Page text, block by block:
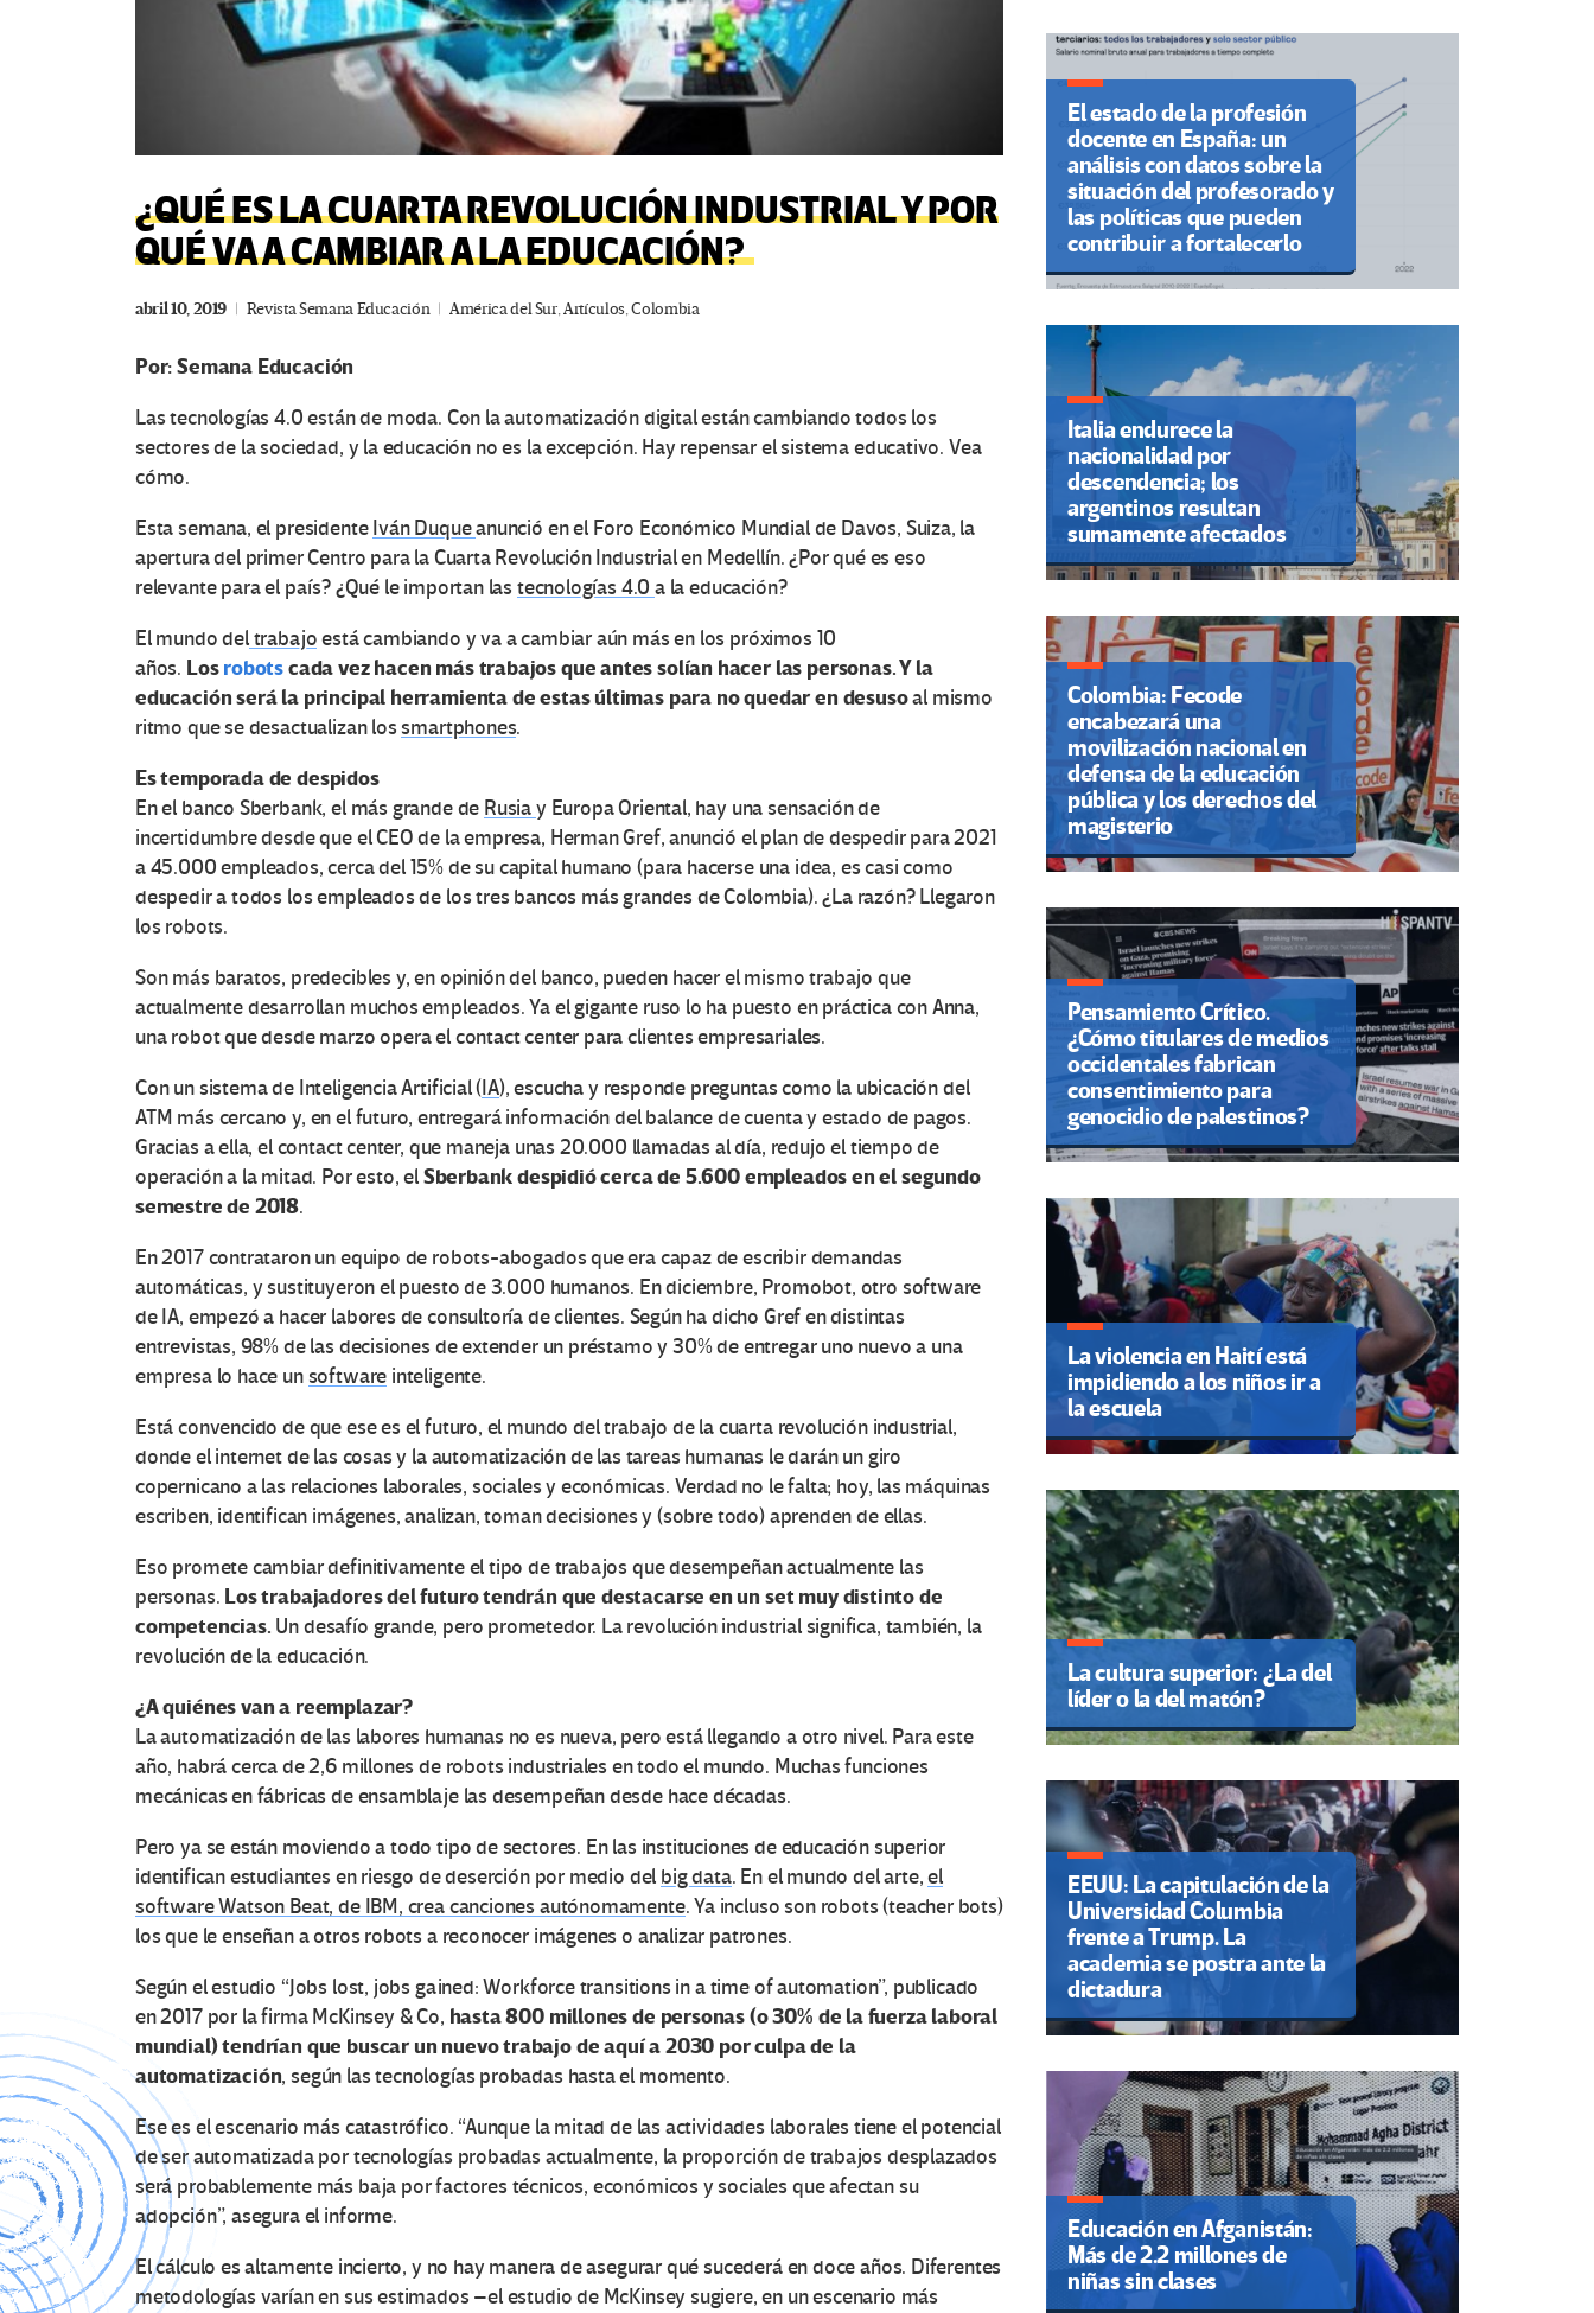
¿QUÉ ES LA CUARTA REVOLUCIÓN INDUSTRIAL Y POR
QUÉ VA A CAMBIAR A LA EDUCACIÓN?
abril 10, 2019 Revista Semana Educación América del Sur,Artículos,Colombia
Por: Semana Educación
Las tecnologías 4.0 están de moda. Con la automatización digital están cambiando todos los
sectores de la sociedad, y la educación no es la excepción. Hay repensar el sistema educativo. Vea
cómo.
Esta semana, el presidente Iván Duqueanunció en el Foro Económico Mundial de Davos, Suiza, la
apertura del primer Centro para la Cuarta Revolución Industrial en Medellín. ¿Por qué es eso
relevante para el país? ¿Qué le importan las tecnologías 4.0a la educación?
El mundo deltrabajoestá cambiando y va a cambiar aún más en los próximos 10
años. Losrobotscada vez hacen más trabajos que antes solían hacer las personas. Y la
educación será la principal herramienta de estas últimas para no quedar en desusoal mismo
ritmo que se desactualizan los smartphones.
Es temporada de despidos
En el banco Sberbank, el más grande de Rusiay Europa Oriental, hay una sensación de
incertidumbre desde que el CEO de la empresa, Herman Gref, anunció el plan de despedir para 2021
a 45.000 empleados, cerca del 15% de su capital humano (para hacerse una idea, es casi como
despedir a todos los empleados de los tres bancos más grandes de Colombia). ¿La razón? Llegaron
los robots.
Son más baratos, predecibles y, en opinión del banco, pueden hacer el mismo trabajo que
actualmente desarrollan muchos empleados. Ya el gigante ruso lo ha puesto en práctica con Anna,
una robot que desde marzo opera el contact center para clientes empresariales.
Con un sistema de Inteligencia Artificial ( IA), escucha y responde preguntas como la ubicación del
ATM más cercano y, en el futuro, entregará información del balance de cuenta y estado de pagos.
Gracias a ella, el contact center, que maneja unas 20.000 llamadas al día, redujo el tiempo de
operación a la mitad. Por esto, elSberbank despidió cerca de 5.600 empleados en el segundo
semestre de 2018.
En 2017 contrataron un equipo de robots-abogados que era capaz de escribir demandas
automáticas, y sustituyeron el puesto de 3.000 humanos. En diciembre, Promobot, otro software
de IA, empezó a hacer labores de consultoría de clientes. Según ha dicho Gref en distintas
entrevistas, 98% de las decisiones de extender un préstamo y 30% de entregar uno nuevo a una
empresa lo hace un software inteligente.
Está convencido de que ese es el futuro, el mundo del trabajo de la cuarta revolución industrial,
donde el internet de las cosas y la automatización de las tareas humanas le darán un giro
copernicano a las relaciones laborales, sociales y económicas. Verdad no le falta; hoy, las máquinas
escriben, identifican imágenes, analizan, toman decisiones y (sobre todo) aprenden de ellas.
Eso promete cambiar definitivamente el tipo de trabajos que desempeñan actualmente las
personas. Los trabajadores del futuro tendrán que destacarse en un set muy distinto de
competencias. Un desafío grande, pero prometedor. La revolución industrial significa, también, la
revolución de la educación.
¿A quiénes van a reemplazar?
La automatización de las labores humanas no es nueva, pero está llegando a otro nivel. Para este
año, habrá cerca de 2,6 millones de robots industriales en todo el mundo. Muchas funciones
mecánicas en fábricas de ensamblaje las desempeñan desde hace décadas.
Pero ya se están moviendo a todo tipo de sectores. En las instituciones de educación superior
identifican estudiantes en riesgo de deserción por medio del big data. En el mundo del arte,el
software Watson Beat, de IBM, crea canciones autónomamente. Ya incluso son robots (teacher bots)
los que le enseñan a otros robots a reconocer imágenes o analizar patrones.
Según el estudio “Jobs lost, jobs gained: Workforce transitions in a time of automation”, publicado
en 2017 por la firma McKinsey & Co, hasta 800 millones de personas (o 30% de la fuerza laboral
mundial) tendrían que buscar un nuevo trabajo de aquí a 2030 por culpa de la
automatización, según las tecnologías probadas hasta el momento.
Ese es el escenario más catastrófico. “Aunque la mitad de las actividades laborales tiene el potencial
de ser automatizada por tecnologías probadas actualmente, la proporción de trabajos desplazados
será probablemente más baja por factores técnicos, económicos y sociales que afectan su
adopción”, asegura el informe.
El cálculo es altamente incierto, y no hay manera de asegurar qué sucederá en doce años. Diferentes
metodologías varían en sus estimados –el estudio de McKinsey sugiere, en un escenario más
El estado de la profesión
docente en España: un
análisis con datos sobre la
situación del profesorado y
las políticas que pueden
contribuir a fortalecerlo
Italia endurece la
nacionalidad por
descendencia; los
argentinos resultan
sumamente afectados
Colombia: Fecode
encabezará una
movilización nacional en
defensa de la educación
pública y los derechos del
magisterio
Pensamiento Crítico.
¿Cómo titulares de medios
occidentales fabrican
consentimiento para
genocidio de palestinos?
La violencia en Haití está
impidiendo a los niños ir a
la escuela
La cultura superior: ¿La del
líder o la del matón?
EEUU: La capitulación de la
Universidad Columbia
frente a Trump. La
academia se postra ante la
dictadura
Educación en Afganistán:
Más de 2.2 millones de
niñas sin clases